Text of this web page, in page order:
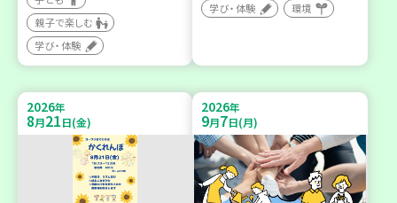
親子で楽しむ
学び・体験
学び・体験
環境
2026年
8月21日(金)
2026年
9月7日(月)